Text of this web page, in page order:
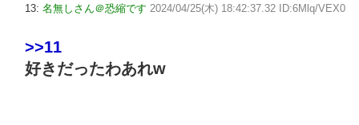
13: 名無しさん＠恐縮です 2024/04/25(木) 18:42:37.32 ID:6Mlq/VEX0
>>11
好きだったわあれw